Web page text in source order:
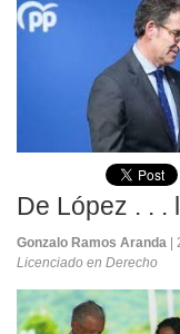
De López . . .
Gonzalo Ramos Aranda
Licenciado en Derecho